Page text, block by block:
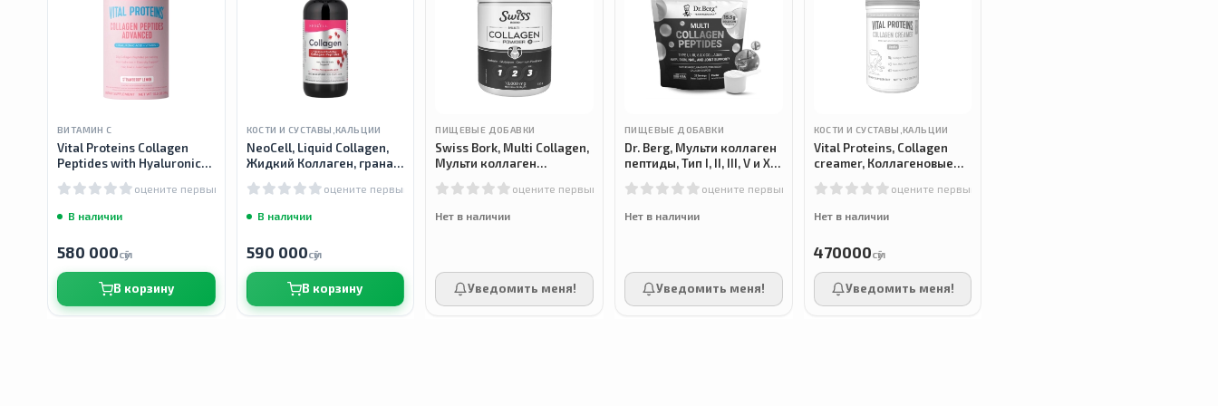
ВИТАМИН С
Vital Proteins Collagen
Peptides with Hyaluronic
Пептиды коллагена с
оцените первым
В наличии
580 000сӯм
В корзину
КОСТИ И СУСТАВЫ,КАЛЬЦИИ
NeoCell, Liquid Collagen,
Жидкий Коллаген, гранат,
оцените первым
В наличии
590 000сӯм
В корзину
ПИЩЕВЫЕ ДОБАВКИ
Swiss Bork, Multi Collagen,
Мульти коллаген
оцените первым
Нет в наличии
Уведомить меня!
ПИЩЕВЫЕ ДОБАВКИ
Dr. Berg, Мульти коллаген
пептиды, Тип I, II, III, V и X,
оцените первым
Нет в наличии
Уведомить меня!
КОСТИ И СУСТАВЫ,КАЛЬЦИИ
Vital Proteins, Collagen
creamer, Коллагеновые
оцените первым
Нет в наличии
470000сӯм
Уведомить меня!